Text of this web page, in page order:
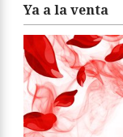
Ya a la venta